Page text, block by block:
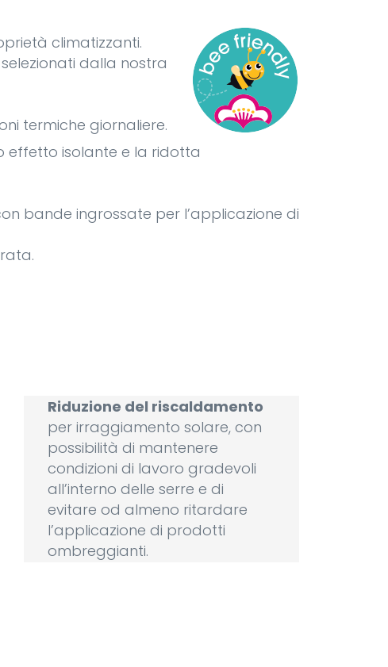
climatizzanti.
dalla nostra
termiche giornaliere.
effetto isolante e la ridotta
bande ingrossate per l’applicazione di
Riduzione del riscaldamento
per irraggiamento solare, con
possibilità di mantenere
condizioni di lavoro gradevoli
all’interno delle serre e di
evitare od almeno ritardare
l’applicazione di prodotti
ombreggianti.